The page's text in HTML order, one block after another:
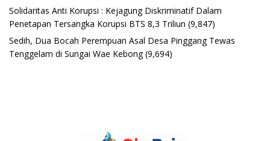
Solidaritas Anti Korupsi : Kejagung Diskriminatif Dalam
Penetapan Tersangka Korupsi BTS 8,3 Triliun (9,847)
Sedih, Dua Bocah Perempuan Asal Desa Pinggang Tewas
Tenggelam di Sungai Wae Kebong (9,694)